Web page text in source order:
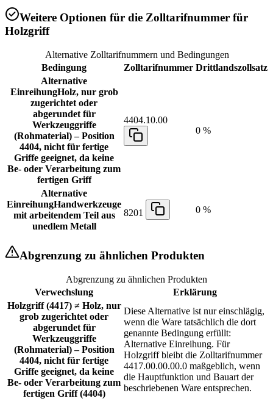
Weitere Optionen für die Zolltarifnummer für
Holzgriff
Alternative Zolltarifnummern und Bedingungen
Bedingung
Zolltarifnummer Drittlandszollsatz
Alternative
EinreihungHolz, nur grob
zugerichtet oder
abgerundet für
Werkzeuggriffe
(Rohmaterial) – Position
4404, nicht für fertige
Griffe geeignet, da keine
Be- oder Verarbeitung zum
fertigen Griff
4404.10.00
0 %
Alternative
EinreihungHandwerkzeuge
mit arbeitendem Teil aus
unedlem Metall
8201 0 %
Abgrenzung zu ähnlichen Produkten
Abgrenzung zu ähnlichen Produkten
Verwechslung
Erklärung
Holzgriff (4417) ≠ Holz, nur
grob zugerichtet oder
abgerundet für
Werkzeuggriffe
(Rohmaterial) – Position
4404, nicht für fertige
Griffe geeignet, da keine
Be- oder Verarbeitung zum
fertigen Griff (4404)
Diese Alternative ist nur einschlägig,
wenn die Ware tatsächlich die dort
genannte Bedingung erfüllt:
Alternative Einreihung. Für
Holzgriff bleibt die Zolltarifnummer
4417.00.00.00.0 maßgeblich, wenn
die Hauptfunktion und Bauart der
beschriebenen Ware entsprechen.